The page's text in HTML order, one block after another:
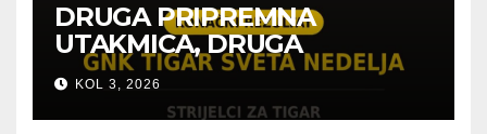
DRUGA PRIPREMNA
UTAKMICA, DRUGA
POBJEDA ZA TIGROVE
KOL 3, 2026